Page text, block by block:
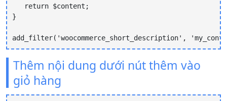
   return $content;
}
Thêm nội dung dưới nút thêm vào
giỏ hàng